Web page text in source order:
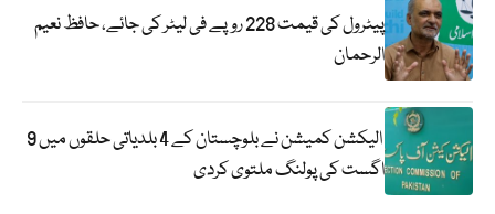
پیٹرول کی قیمت 228 روپے فی لیٹر کی جائے، حافظ نعیم
الرحمان
الیکشن کمیشن نے بلوچستان کے 4 بلدیاتی حلقوں میں 9
اگست کی پولنگ ملتوی کردی